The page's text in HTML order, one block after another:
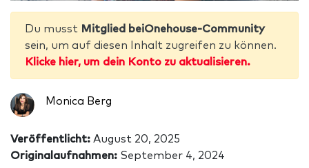
Du musst Mitglied beiOnehouse-Community
sein, um auf diesen Inhalt zugreifen zu können.
Klicke hier, um dein Konto zu aktualisieren.
Monica Berg
Veröffentlicht: August 20, 2025
Originalaufnahmen: September 4, 2024